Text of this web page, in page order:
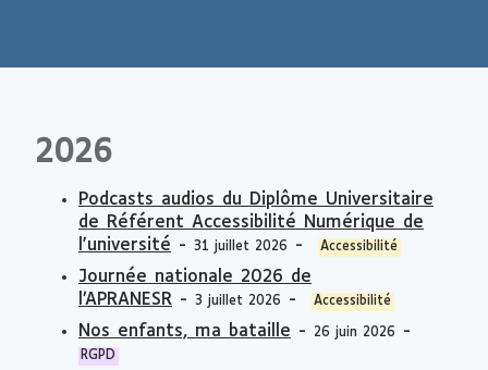
2026
Podcasts audios du Diplôme Universitaire
de Référent Accessibilité Numérique de
l'université - 31 juillet 2026 - Accessibilité
Journée nationale 2026 de
l’APRANESR - 3 juillet 2026 - Accessibilité
Nos enfants, ma bataille - 26 juin 2026 -
RGPD